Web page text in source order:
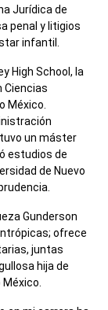
Jurídica de
penal y litigios
infantil.
High School, la
Ciencias
México.
un máster
estudios de
de Nuevo
Gunderson
ofrece
juntas
hija de